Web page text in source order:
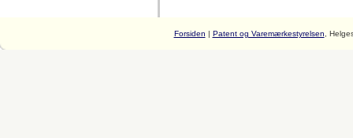
Forsiden | Patent og Varemærkestyrelsen ,